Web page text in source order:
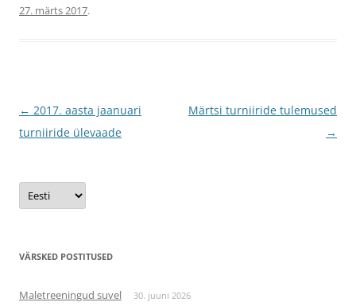
27. märts 2017.
Postituste
töölaud
← 2017. aasta jaanuari
turniiride ülevaade
Märtsi turniiride tulemused
→
Vali
keel
VÄRSKED POSTITUSED
Maletreeningud suvel 30. juuni 2026